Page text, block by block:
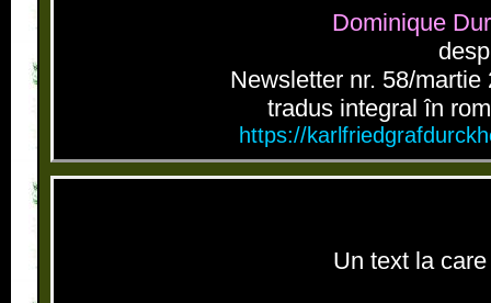
Dominique
Newsletter nr. 58/
tradus integral în
https://
Un text la